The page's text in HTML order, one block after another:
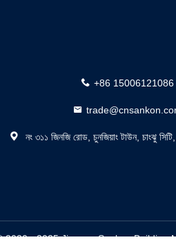
+86 15006121086
নং ৩১১ জিনজি রোড, চুনজিয়াং টাউন, চাংঝু
© 2020 - 2025 Jiangsu Sankon